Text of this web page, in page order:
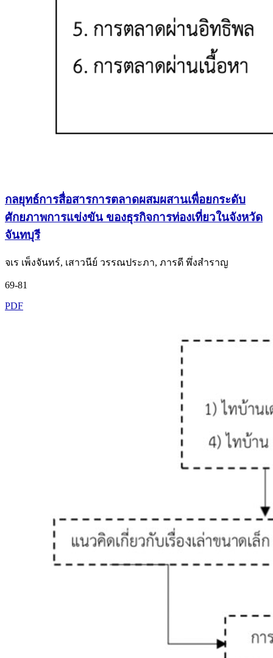
กลยุทธ์การสื่อสารการตลาดผสมผสานเพื่อยกระดับ
ศักยภาพการแข่งขัน ของธุรกิจการท่องเที่ยวในจังหวัด
จันทบุรี
จเร เพ็งจันทร์, เสาวนีย์ วรรณประภา, ภารดี พึ่งสำราญ
69-81
PDF